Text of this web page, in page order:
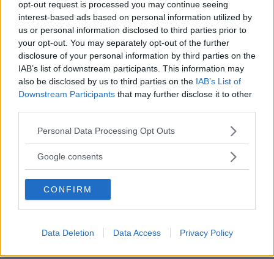
opt-out request is processed you may continue seeing
interest-based ads based on personal information utilized by
us or personal information disclosed to third parties prior to
your opt-out. You may separately opt-out of the further
disclosure of your personal information by third parties on the
IAB’s list of downstream participants. This information may
also be disclosed by us to third parties on the IAB’s List of
Downstream Participants that may further disclose it to other
Please note that this website/app uses one or more Google
not limited to your visit or usage behaviour. You may click to
use your data for below specified purposes in below Google
consent section.
Personal Data Processing Opt Outs
Google consents
CONFIRM
Data Deletion Data Access Privacy Policy
Baby Sitter
Parchi